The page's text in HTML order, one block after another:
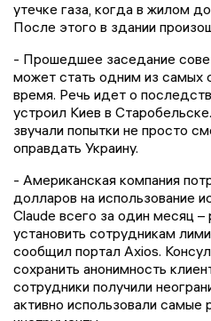
утечке газа, когда в жилом
После этого в здании
- Прошедшее заседание
может стать одним из самых
время. Речь идет о
устроил Киев в
звучали попытки не просто
оправдать Украину.
- Американская компания
долларов на использование
Claude всего за один месяц
установить сотрудникам
сообщил портал Axios.
сохранить анонимность
сотрудники получили
активно использовали самые